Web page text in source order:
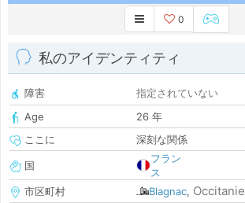
0
私のアイデンティティ
障害
指定されていない
Age
26 年
ここに
深刻な関係
国
フラン
ス
市区町村
Blagnac, Occitanie